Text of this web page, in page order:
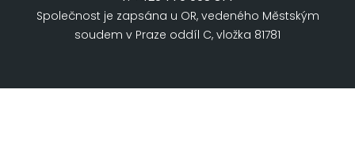
Společnost je zapsána u OR, vedeného Městským
soudem v Praze oddíl C, vložka 81781